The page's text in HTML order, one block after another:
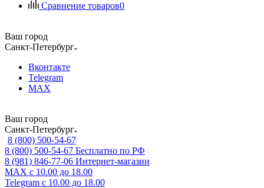
Сравнение товаров0
Ваш город
Санкт-Петербург
Вконтакте
Telegram
MAX
Ваш город
Санкт-Петербург
8 (800) 500-54-67
8 (800) 500-54-67 Бесплатно по РФ
8 (981) 846-77-06 Интернет-магазин
MAX с 10.00 до 18.00
Telegram с 10.00 до 18.00